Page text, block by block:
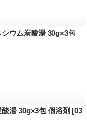
ウム炭酸湯 30g×3包
湯 30g×3包 個浴剤 [03